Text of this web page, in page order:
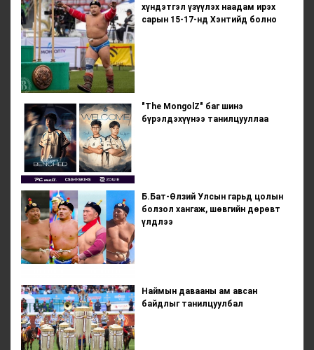
хүндэтгэл үзүүлэх наадам ирэх
сарын 15-17-нд Хэнтийд болно
"The MongolZ" баг шинэ
бүрэлдэхүүнээ танилцууллаа
Б.Бат-Өлзий Улсын гарьд цолын
болзол хангаж, шөвгийн дөрөвт
үлдлээ
Наймын давааны ам авсан
байдлыг танилцуулбал